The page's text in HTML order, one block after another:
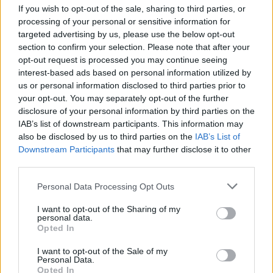
If you wish to opt-out of the sale, sharing to third parties, or
processing of your personal or sensitive information for
targeted advertising by us, please use the below opt-out
section to confirm your selection. Please note that after your
opt-out request is processed you may continue seeing
interest-based ads based on personal information utilized by
us or personal information disclosed to third parties prior to
your opt-out. You may separately opt-out of the further
disclosure of your personal information by third parties on the
IAB’s list of downstream participants. This information may
also be disclosed by us to third parties on the IAB’s List of
Downstream Participants that may further disclose it to other
Personal Data Processing Opt Outs
I want to opt-out of the Sharing of my
personal data.
Opted In
I want to opt-out of the Sale of my
Personal Data.
Opted In
foto).
Un cambio di paradigma dunque, rispetto al
modello neocoloniale praticato da altri Stati che
muove dalla considerazione che l’insicurezza
alimentare e i conflitti ad essa legati sono causati
oggi dagli squilibri nella distribuzione delle risorse.
L’ultimo protocollo d’intesa sull’attuazione di
progetti di agricoltura sostenibile e moderna è
stato siglato in Ghana a metà aprile presso la
residenza dell’ambasciatore d’Italia ad Accra, dal
ministro dell’Alimentazione e dell’Agricoltura della
Repubblica del Ghana, Eric Opoku,
dall’amministratore delegato di BF International
Best Fields Best Food Limited, Federico Vecchioni,
e dal presidente di BF Ghana Ltd, Georges